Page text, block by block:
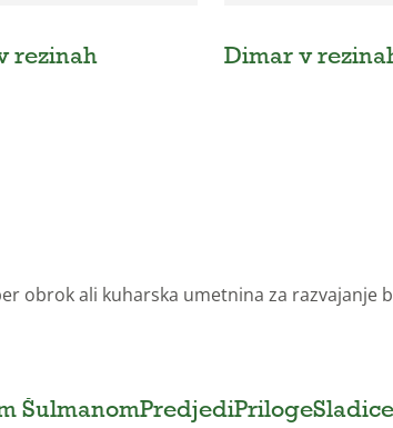
rezinah Dimar v
obrok ali kuharska umetnina za razvajanje
ŠulmanomPredjediPrilogeSladice